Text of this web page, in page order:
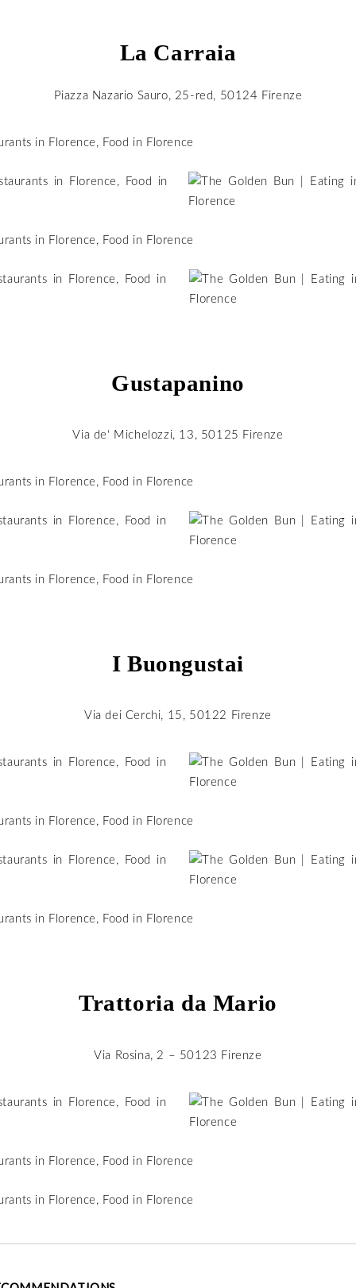
La Carraia
Piazza Nazario Sauro, 25-red, 50124 Firenze
Gustapanino
Via de‘ Michelozzi, 13, 50125 Firenze
I Buongustai
Via dei Cerchi, 15, 50122 Firenze
Trattoria da Mario
Via Rosina, 2 – 50123 Firenze